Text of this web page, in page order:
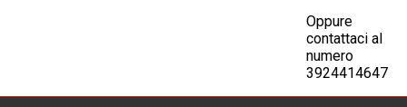
Oppure
contattaci al
numero
3924414647